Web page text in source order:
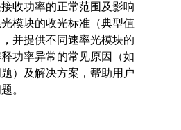
收功率的正常范围及影响
模块的收光标准（典型值
，并提供不同速率光模块的
功率异常的常见原因（如
）及解决方案，帮助用户
。